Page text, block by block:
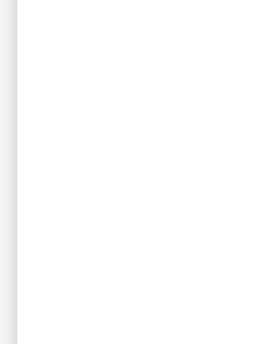
observés avec les
inflammatoires non-
inflammatoires/
l'ibuprofène sont
associés à un risque
crise cardiaque ou
cérébral, en
utilisés à doses
dose ou la durée de
Discutez de votre
médecin ou votre
prendre NUROFEN